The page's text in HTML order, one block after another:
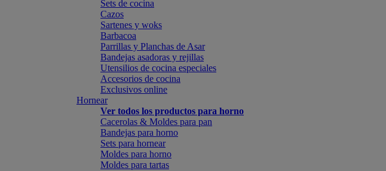
Sets de cocina
Cazos
Sartenes y woks
Barbacoa
Parrillas y Planchas de Asar
Bandejas asadoras y rejillas
Utensilios de cocina especiales
Accesorios de cocina
Exclusivos online
Hornear
Ver todos los productos para horno
Cacerolas & Moldes para pan
Bandejas para horno
Sets para hornear
Moldes para horno
Moldes para tartas